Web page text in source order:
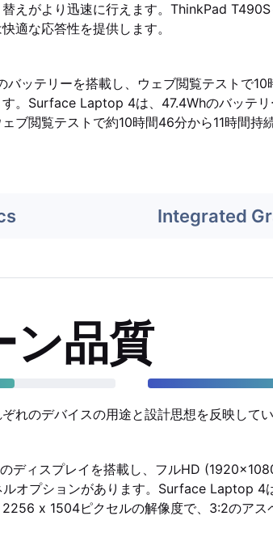
えがより迅速に行えます。ThinkPad
適な応答性を提供します。
ッテリーを搭載し、ウェブ閲覧テストで10
。Surface Laptop 4は、47.4Whのバッテ
ブ閲覧テストで約10時間46分から11時間持
Integrated
ン品質
れのデバイスの用途と設計思想を反映してい
ディスプレイを搭載し、フルHD
オプションがあります。Surface Laptop 4
x 1504ピクセルの解像度で、3:2のアス